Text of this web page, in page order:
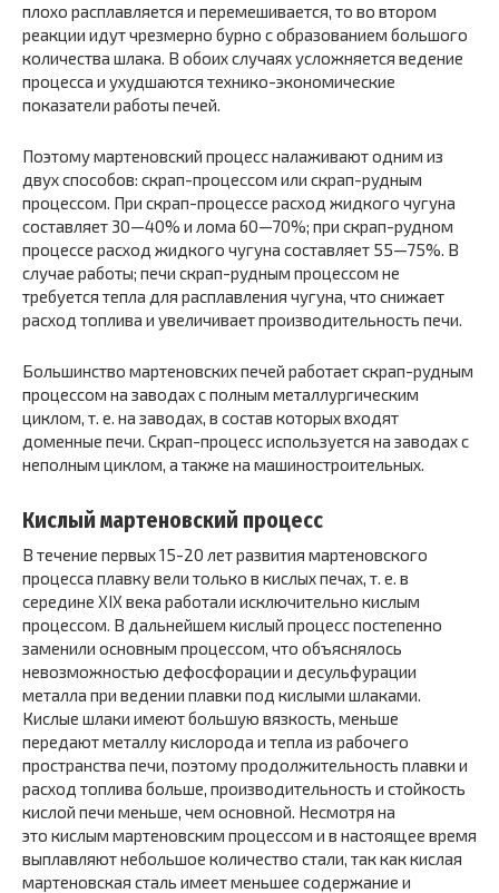
плохо расплавляется и перемешивается, то во втором
реакции идут чрезмерно бурно с образованием большого
количества шлака. В обоих случаях усложняется ведение
процесса и ухудшаются технико-экономические
показатели работы печей.
Поэтому мартеновский процесс налаживают одним из
двух способов: скрап-процессом или скрап-рудным
процессом. При скрап-процессе расход жидкого чугуна
составляет 30—40% и лома 60—70%; при скрап-рудном
процессе расход жидкого чугуна составляет 55—75%. В
случае работы; печи скрап-рудным процессом не
требуется тепла для расплавления чугуна, что снижает
расход топлива и увеличивает производительность печи.
Большинство мартеновских печей работает скрап-рудным
процессом на заводах с полным металлургическим
циклом, т. е. на заводах, в состав которых входят
доменные печи. Скрап-процесс используется на заводах с
неполным циклом, а также на машиностроительных.
Кислый мартеновский процесс
В течение первых 15-20 лет развития мартеновского
процесса плавку вели только в кислых печах, т. е. в
середине XIX века работали исключительно кислым
процессом. В дальнейшем кислый процесс постепенно
заменили основным процессом, что объяснялось
невозможностью дефосфорации и десульфурации
металла при ведении плавки под кислыми шлаками.
Кислые шлаки имеют большую вязкость, меньше
передают металлу кислорода и тепла из рабочего
пространства печи, поэтому продолжительность плавки и
расход топлива больше, производительность и стойкость
кислой печи меньше, чем основной. Несмотря на
это кислым мартеновским процессом и в настоящее время
выплавляют небольшое количество стали, так как кислая
мартеновская сталь имеет меньшее содержание и